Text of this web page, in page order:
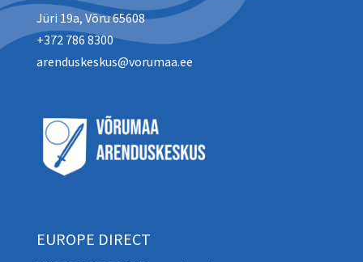
Jüri 19a, Võru 65608
+372 786 8300
arenduskeskus@vorumaa.ee
EUROPE DIRECT